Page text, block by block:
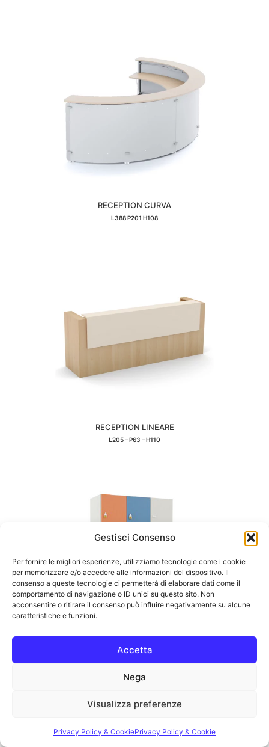
Gestisci Consenso
Per fornire le migliori esperienze, utilizziamo tecnologie come i cookie
per memorizzare e/o accedere alle informazioni del dispositivo. Il
consenso a queste tecnologie ci permetterà di elaborare dati come il
comportamento di navigazione o ID unici su questo sito. Non
acconsentire o ritirare il consenso può influire negativamente su alcune
caratteristiche e funzioni.
Accetta
Nega
Visualizza preferenze
Privacy Policy & CookiePrivacy Policy & Cookie
RECEPTION CURVA
L388 P201 H108
RECEPTION LINEARE
L205 – P63 – H110
ARR-0295C12